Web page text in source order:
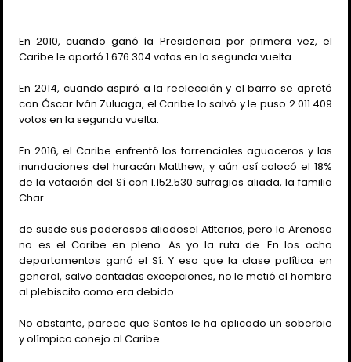
En 2010, cuando ganó la Presidencia por primera vez, el
Caribe le aportó 1.676.304 votos en la segunda vuelta.
En 2014, cuando aspiró a la reelección y el barro se apretó
con Óscar Iván Zuluaga, el Caribe lo salvó y le puso 2.011.409
votos en la segunda vuelta.
En 2016, el Caribe enfrentó los torrenciales aguaceros y las
inundaciones del huracán Matthew, y aún así colocó el 18%
de la votación del Sí con 1.152.530 sufragios aliada, la familia
Char.
de susde sus poderosos aliadosel Atlterios, pero la Arenosa
no es el Caribe en pleno. As yo la ruta de. En los ocho
departamentos ganó el Sí. Y eso que la clase política en
general, salvo contadas excepciones, no le metió el hombro
al plebiscito como era debido.
No obstante, parece que Santos le ha aplicado un soberbio
y olímpico conejo al Caribe.